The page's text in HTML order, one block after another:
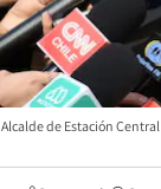
Alcalde de Estación